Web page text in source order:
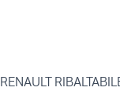
RENAULT